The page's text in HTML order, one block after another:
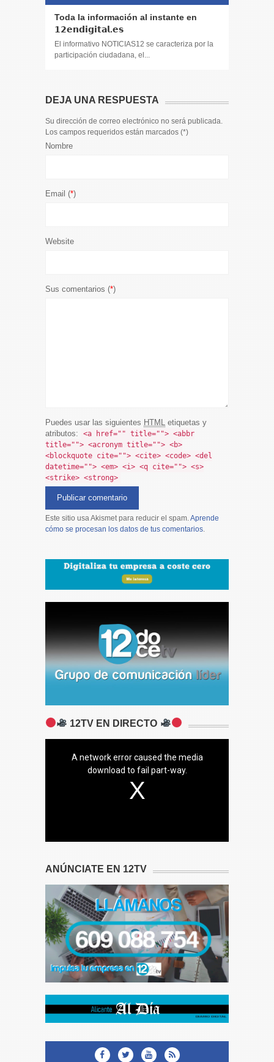
Toda la información al instante en
𝟭𝟮𝗲𝗻𝗱𝗶𝗴𝗶𝘁𝗮𝗹.𝗲𝘀
El informativo NOTICIAS12 se caracteriza por la
participación ciudadana, el...
DEJA UNA RESPUESTA
Su dirección de correo electrónico no será publicada.
Los campos requeridos están marcados (*)
Nombre
Email (*)
Website
Sus comentarios (*)
Puedes usar las siguientes HTML
etiquetas y
atributos:
<a href="" title=""> <abbr
title=""> <acronym title=""> <b>
<blockquote cite=""> <cite> <code> <del
datetime=""> <em> <i> <q cite=""> <s>
<strike> <strong>
Este sitio usa Akismet para reducir el spam.Aprende
cómo se procesan los datos de tus comentarios.
12TV EN DIRECTO
A network error caused the media
download to fail part-way.
ANÚNCIATE EN 12TV